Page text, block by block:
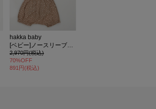
hakka baby
[ベビー]ノースリーブボディTシャツ
2,970円(税込)
70%OFF
891円(税込)